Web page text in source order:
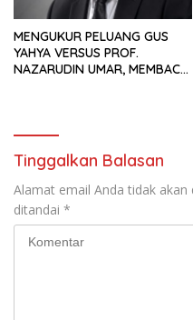
MENGUKUR PELUANG GUS
YAHYA VERSUS PROF.
NAZARUDIN UMAR, MEMBACA
Tinggalkan Balasan
Alamat email Anda tidak akan
ditandai *